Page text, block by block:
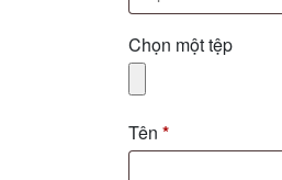
Chọn một tệp
Tên *